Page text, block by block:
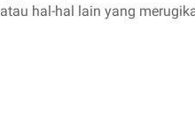
atau hal-hal lain yang